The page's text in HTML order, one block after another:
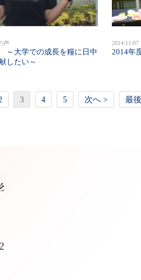
声
～大学での成長を糧に日中
したい～
2014/11/
2014年
3 4 5 次へ > 最